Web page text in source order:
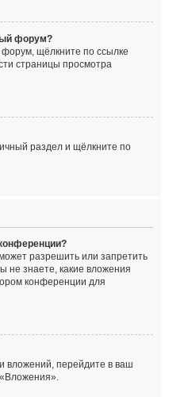
форум?
щёлкните по ссылке
страницы просмотра
раздел и щёлкните по
разрешить или запретить
не знаете, какие вложения
конференции для
вложений, перейдите в ваш